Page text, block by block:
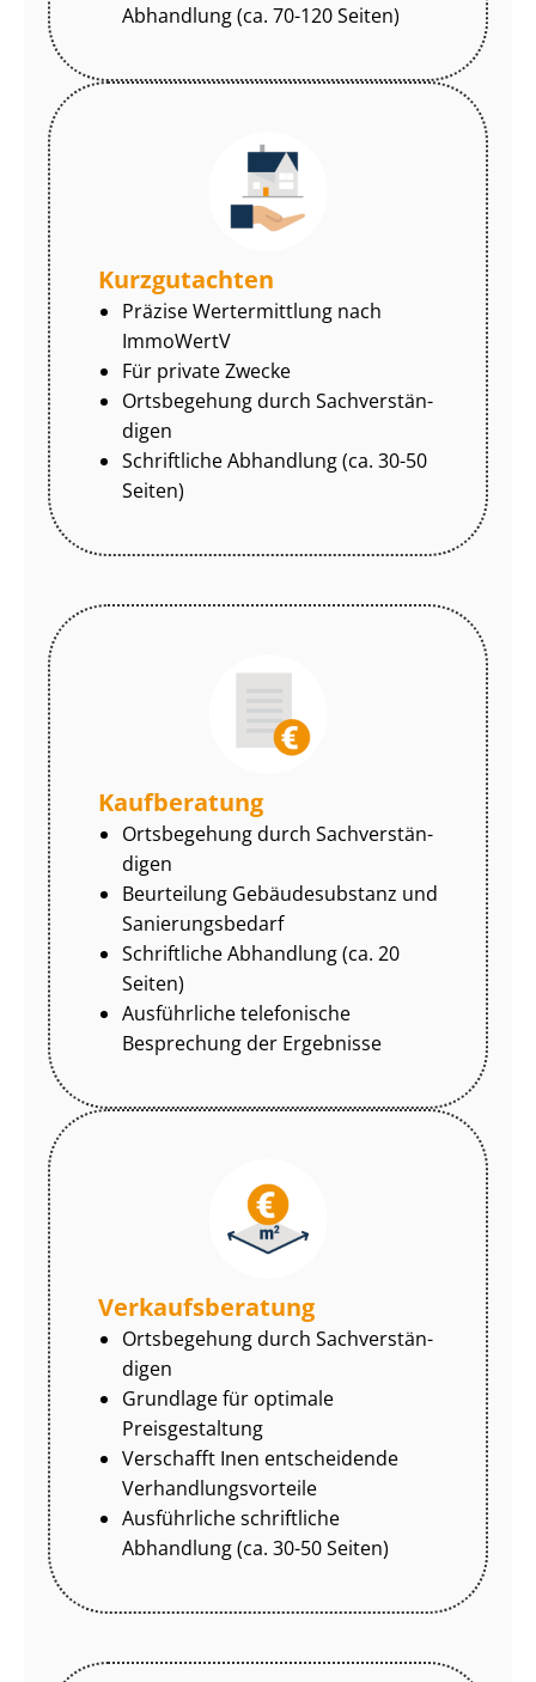
Abhandlung (ca. 70-120 Seiten)
Kurzgutachten
Präzise Wertermittlung nach
ImmoWertV
Für private Zwecke
Ortsbegehung durch Sach­ver­stän­
di­gen
Schriftliche Abhandlung (ca. 30-50
Seiten)
Kaufberatung
Ortsbegehung durch Sach­ver­stän­
di­gen
Beurteilung Gebäudesubstanz und
Sa­nie­rungs­be­darf
Schriftliche Abhandlung (ca. 20
Seiten)
Ausführliche telefonische
Besprechung der Ergebnisse
Ver­kaufs­be­ra­tung
Ortsbegehung durch Sach­ver­stän­
di­gen
Grundlage für optimale
Preisgestaltung
Verschafft Inen entscheidende
Ver­hand­lungs­vor­tei­le
Ausführliche schriftliche
Abhandlung (ca. 30-50 Seiten)